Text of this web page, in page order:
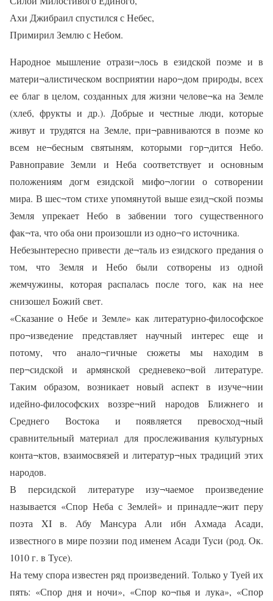
Ахи Джибраил спустился с Небес,
Примирил Землю с Небом.
Народное мышление отрази¬лось в езидской поэме и в
матери¬алистическом восприятии наро¬дом природы, всех
ее благ в целом, созданных для жизни челове¬ка на Земле
(хлеб, фрукты и др.). Добрые и честные люди, которые
живут и трудятся на Земле, при¬равниваются в поэме ко
всем не¬бесным святыням, которыми гор¬дится Небо.
Равноправие Земли и Неба соответствует и основным
положениям догм езидской мифо¬логии о сотворении
мира. В шес¬том стихе упомянутой выше езид¬ской поэмы
Земля упрекает Небо в забвении того существенного
фак¬та, что оба они произошли из одно¬го источника.
Небезынтересно привести де¬таль из езидского предания о
том, что Земля и Небо были сотворены из одной
жемчужины, которая распалась после того, как на нее
снизошел Божий свет.
«Сказание о Небе и Земле» как литературно-философское
про¬изведение представляет научный интерес еще и
потому, что анало¬гичные сюжеты мы находим в
пер¬сидской и армянской средневеко¬вой литературе.
Таким образом, возникает новый аспект в изуче¬нии
идейно-философских воззре¬ний народов Ближнего и
Среднего Востока и появляется превосход¬ный
сравнительный материал для прослеживания культурных
конта¬ктов, взаимосвязей и литератур¬ных традиций этих
народов.
В персидской литературе изу¬чаемое произведение
называется «Спор Неба с Землей» и принадле¬жит перу
поэта XI в. Абу Мансура Али ибн Ахмада Асади,
известного в мире поэзии под именем Асади Туcи (род. Ок.
1010 г. в Тусе).
На тему спора известен ряд произведений. Только у Туей их
пять: «Спор дня и ночи», «Спор ко¬пья и лука», «Спор